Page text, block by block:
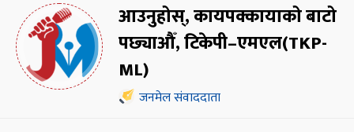
आउनुहोस्, कायपक्कायाको बाटो
पछ्याऔँ, टिकेपी–एमएल(TKP-
ML)
जनमेल संवाददाता